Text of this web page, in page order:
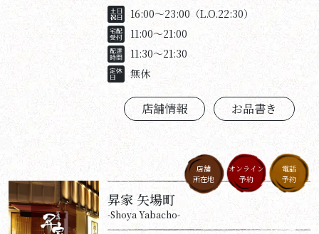
16:00～23:00（L.O.22:30）
11:00～21:00
11:30～21:30
無休
店舗情報 お品書き
昇家 矢場町
-Shoya Yabacho-
店舗
所在地
オンライン
予約
電話
予約